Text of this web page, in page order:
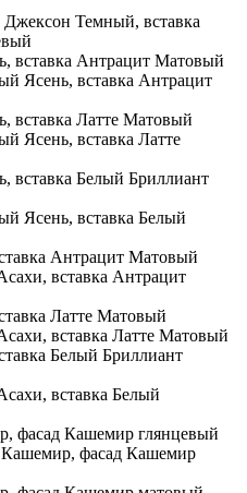
Джексон Темный, вставка
Ясень, вставка Антрацит
Ясень, вставка Латте
Ясень, вставка Белый
вставка Антрацит
вставка Латте Матовый
вставка Белый
фасад Кашемир